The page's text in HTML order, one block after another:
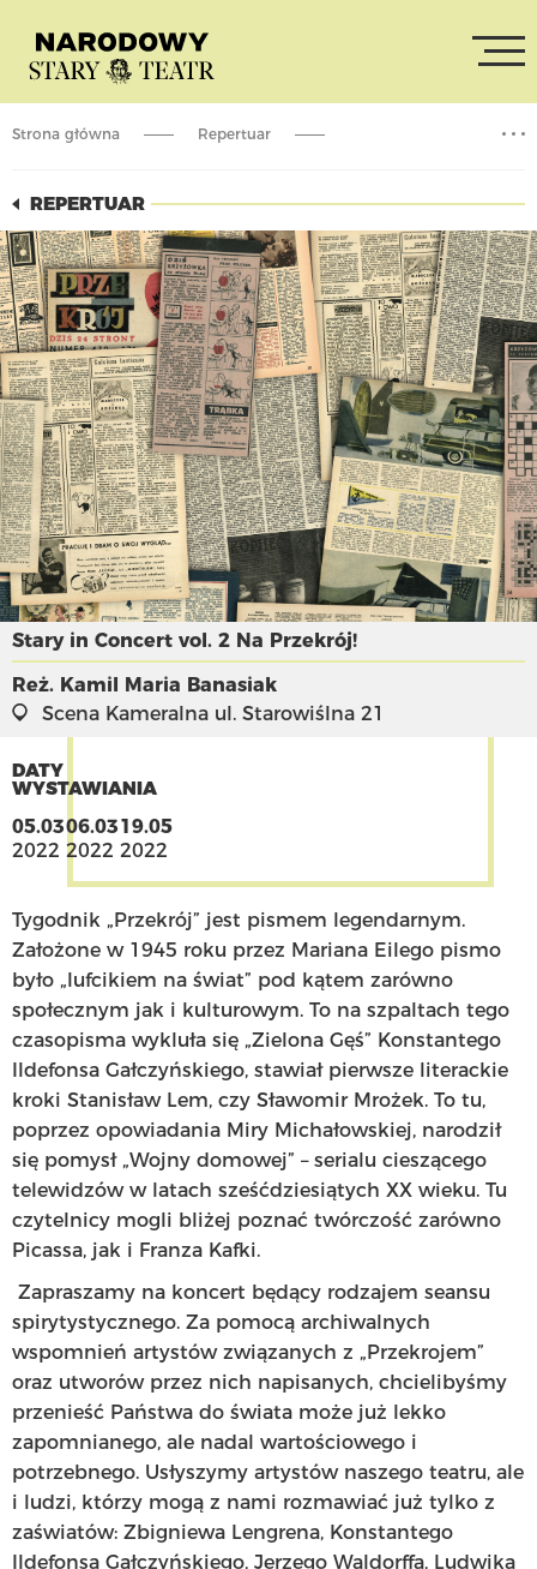
Strona główna
Repertuar
REPERTUAR
Stary in Concert vol. 2 Na Przekrój!
Reż. Kamil Maria Banasiak
Scena Kameralna ul. Starowiślna 21
DATY
WYSTAWIANIA
05.03
2022
06.03
2022
19.05
2022
Tygodnik „Przekrój” jest pismem legendarnym.
Założone w 1945 roku przez Mariana Eilego pismo
było „lufcikiem na świat” pod kątem zarówno
społecznym jak i kulturowym. To na szpaltach tego
czasopisma wykluła się „Zielona Gęś” Konstantego
Ildefonsa Gałczyńskiego, stawiał pierwsze literackie
kroki Stanisław Lem, czy Sławomir Mrożek. To tu,
poprzez opowiadania Miry Michałowskiej, narodził
się pomysł „Wojny domowej” – serialu cieszącego
telewidzów w latach sześćdziesiątych XX wieku. Tu
czytelnicy mogli bliżej poznać twórczość zarówno
Picassa, jak i Franza Kafki.
Zapraszamy na koncert będący rodzajem seansu
spirytystycznego. Za pomocą archiwalnych
wspomnień artystów związanych z „Przekrojem”
oraz utworów przez nich napisanych, chcielibyśmy
przenieść Państwa do świata może już lekko
zapomnianego, ale nadal wartościowego i
potrzebnego. Usłyszymy artystów naszego teatru, ale
i ludzi, którzy mogą z nami rozmawiać już tylko z
zaświatów: Zbigniewa Lengrena, Konstantego
Ildefonsa Gałczyńskiego, Jerzego Waldorffa, Ludwika